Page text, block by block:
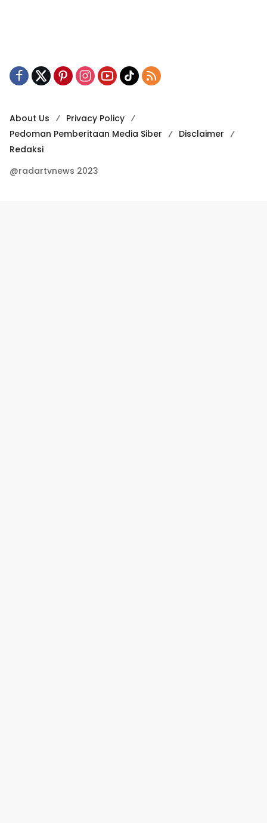
About Us
Privacy Policy
Pedoman Pemberitaan Media Siber
Disclaimer
Redaksi
@radartvnews 2023